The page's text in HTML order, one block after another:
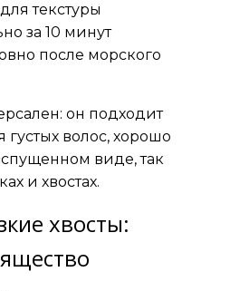
текстуры
за 10 минут
после морского
он подходит
густых волос, хорошо
виде, так
и хвостах.
хвосты: